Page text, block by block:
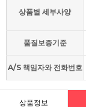
상품별 세부사양
품질보증기준
A/S 책임자와 전화번호
상품정보